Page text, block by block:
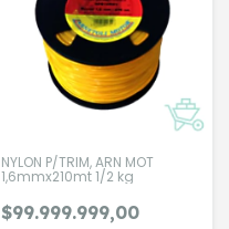
NYLON P/TRIM, ARN MOT
1,6mmx210mt 1/2 kg
$99.999.999,00